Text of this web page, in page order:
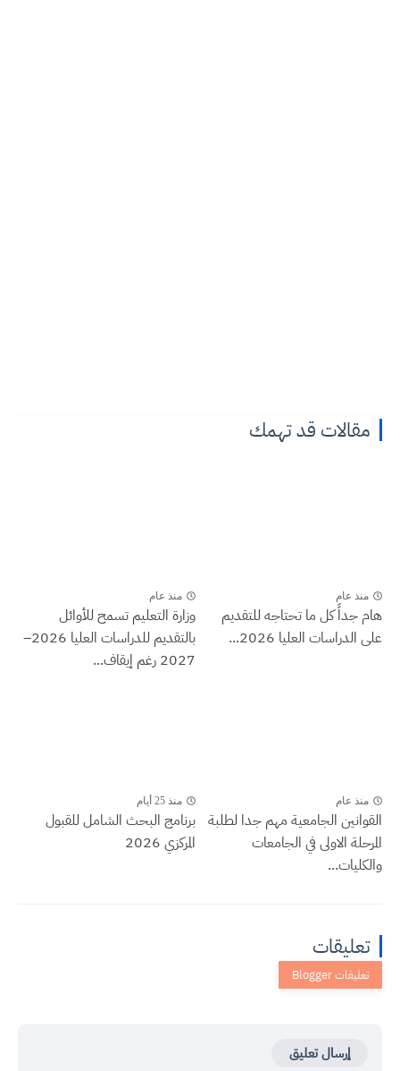
مقالات قد تهمك
منذ عام
هام جداً كل ما تحتاجه للتقديم
على الدراسات العليا 2026...
منذ عام
وزارة التعليم تسمح للأوائل
بالتقديم للدراسات العليا 2026–
2027 رغم إيقاف...
منذ عام
القوانين الجامعية مهم جدا لطلبة
المرحلة الاولى في الجامعات
والكليات...
منذ 25 أيام
برنامج البحث الشامل للقبول
المركزي 2026
تعليقات
إرسال تعليق